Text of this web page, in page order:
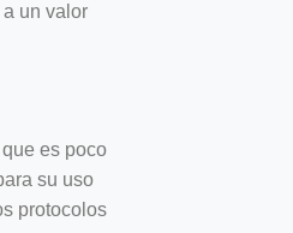
un valor
es poco
su uso
protocolos